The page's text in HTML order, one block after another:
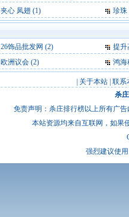
夹心 凤翅 (1) 珍珠
26饰品批发网 (2)
提升
欧洲议会 (2) 鸿海
关于本站 联系
杀
免责声明：杀庄排行榜以上所有广
本站资源均来自互联网，如果
强烈建议使